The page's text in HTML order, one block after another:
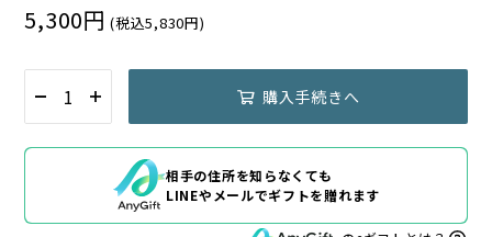
5,300円 (税込5,830円)
購入手続きへ
相手の住所を知らなくても
LINEやメールでギフトを贈れます